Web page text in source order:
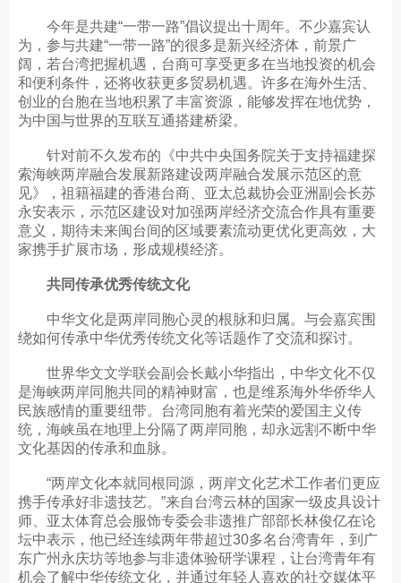
今年是共建“一带一路”倡议提出十周年。不少嘉宾认
为，参与共建“一带一路”的很多是新兴经济体，前景广
阔，若台湾把握机遇，台商可享受更多在当地投资的机会
和便利条件，还将收获更多贸易机遇。许多在海外生活、
创业的台胞在当地积累了丰富资源，能够发挥在地优势，
为中国与世界的互联互通搭建桥梁。
针对前不久发布的《中共中央国务院关于支持福建探
索海峡两岸融合发展新路建设两岸融合发展示范区的意
见》，祖籍福建的香港台商、亚太总裁协会亚洲副会长苏
永安表示，示范区建设对加强两岸经济交流合作具有重要
意义，期待未来闽台间的区域要素流动更优化更高效，大
家携手扩展市场，形成规模经济。
共同传承优秀传统文化
中华文化是两岸同胞心灵的根脉和归属。与会嘉宾围
绕如何传承中华优秀传统文化等话题作了交流和探讨。
世界华文文学联会副会长戴小华指出，中华文化不仅
是海峡两岸同胞共同的精神财富，也是维系海外华侨华人
民族感情的重要纽带。台湾同胞有着光荣的爱国主义传
统，海峡虽在地理上分隔了两岸同胞，却永远割不断中华
文化基因的传承和血脉。
“两岸文化本就同根同源，两岸文化艺术工作者们更应
携手传承好非遗技艺。”来自台湾云林的国家一级皮具设计
师、亚太体育总会服饰专委会非遗推广部部长林俊亿在论
坛中表示，他已经连续两年带超过30多名台湾青年，到广
东广州永庆坊等地参与非遗体验研学课程，让台湾青年有
机会了解中华传统文化，并通过年轻人喜欢的社交媒体平